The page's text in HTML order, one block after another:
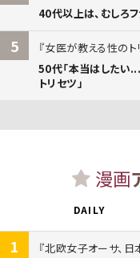
40代以上は、むしろ
5
女医が教える性のト
50代「本当はしたい
トリセツ」
漫画
DAILY
1
北欧女子オーサ、日